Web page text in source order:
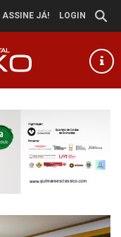
ASSINE JÁ! LOGIN